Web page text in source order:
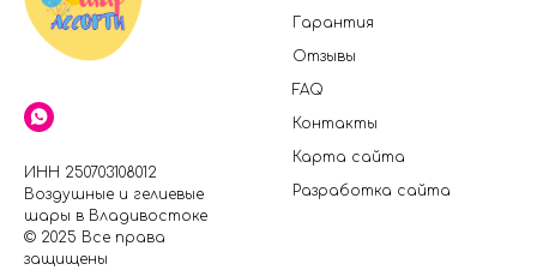
ИНН 250703108012
Воздушные и гелиевые
шары в Владивостоке
© 2025 Все права
защищены
Гарантия
Отзывы
FAQ
Контакты
Карта сайта
Разработка сайта